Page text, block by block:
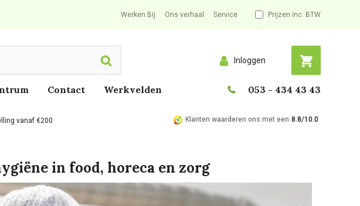
Werken Bij Ons verhaal Service Prijzen inc. BTW
Search Inloggen
Contact Werkvelden 053 - 434 43 43
vanaf €200 Klanten waarderen ons met een 8.8/10.0
in food, horeca en zorg